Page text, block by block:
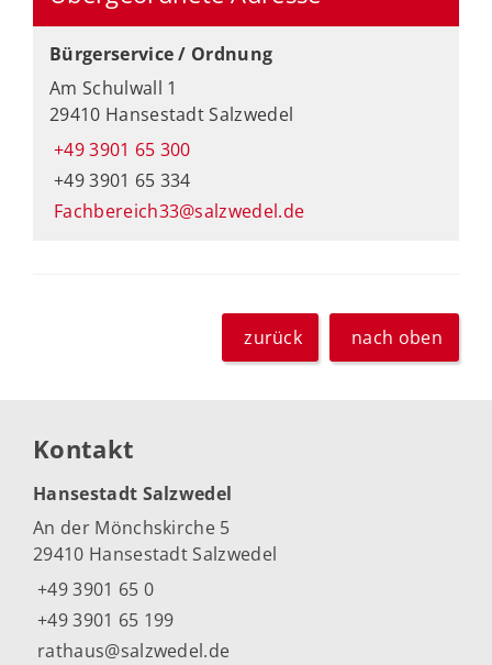
Bürgerservice / Ordnung
Am Schulwall 1
29410 Hansestadt Salzwedel
+49 3901 65 300
+49 3901 65 334
Fachbereich33@salzwedel.de
zurück nach oben
Kontakt
Hansestadt Salzwedel
An der Mönchskirche 5
29410 Hansestadt Salzwedel
+49 3901 65 0
+49 3901 65 199
rathaus@salzwedel.de